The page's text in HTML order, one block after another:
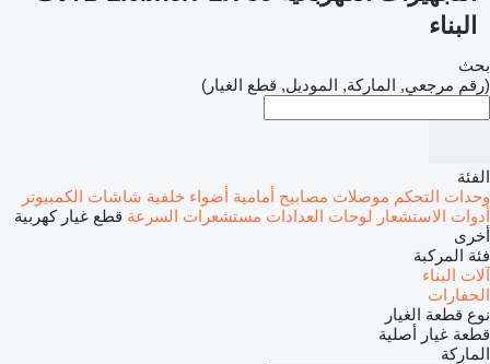
البناء
بحث
(رقم مرجعي, الماركة, الموديل, قطع الغيار)
الفئة
وحدات التحكم موصلات مصابيح أمامية أضواء خلفية شاشات الكمبيوتر
أدوات الاستشعار لوحات العدادات مستشعرات السرعة قطع غيار كهربية
أخرى
فئة المركبة
آلات البناء
الحفارات
نوع قطعة الغيار
قطعة غيار أصلية
الماركة